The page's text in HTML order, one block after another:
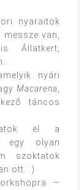
nyaraitok
van,
Állatkert,
nyári
Macarena
táncos
el a
egy olyan
szoktatok
ott. :)
—